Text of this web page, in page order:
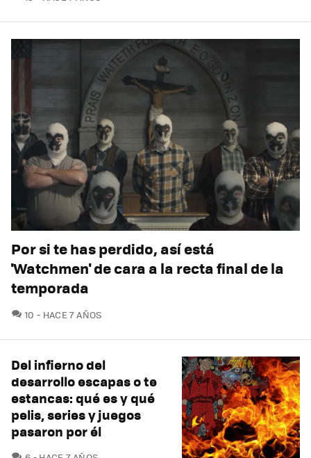
Por si te has perdido, así está
'Watchmen' de cara a la recta final de la
temporada
10 COMENTARIOS
HACE 7 AÑOS
Del infierno del
desarrollo escapas o te
estancas: qué es y qué
pelis, series y juegos
pasaron por él
COMENTARIOS